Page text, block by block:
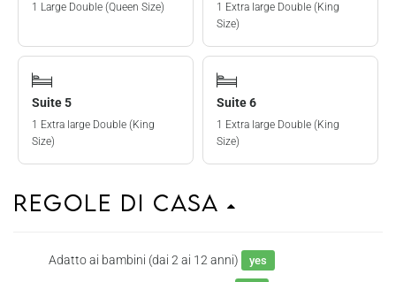
1 Large Double (Queen Size)
1 Extra large Double (King
Size)
Suite 5
1 Extra large Double (King
Size)
Suite 6
1 Extra large Double (King
Size)
Regole di casa
Adatto ai bambini (dai 2 ai 12 anni) yes